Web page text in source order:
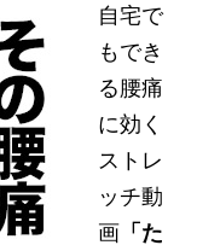
自宅で
もでき
る腰痛
に効く
ストレ
ッチ動
画 「た